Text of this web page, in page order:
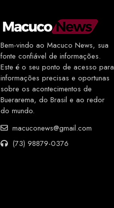
Bem-vindo ao Macuco News, sua
fonte confiável de informações.
Este é o seu ponto de acesso para
informações precisas e oportunas
sobre os acontecimentos de
Buerarema, do Brasil e ao redor
do mundo.
macuconews@gmail.com
(73) 98879-0376